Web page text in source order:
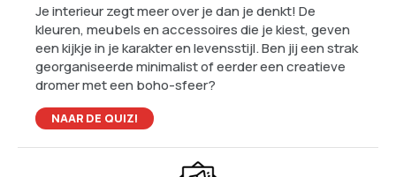
Je interieur zegt meer over je dan je denkt! De
kleuren, meubels en accessoires die je kiest, geven
een kijkje in je karakter en levensstijl. Ben jij een strak
georganiseerde minimalist of eerder een creatieve
dromer met een boho-sfeer?
NAAR DE QUIZ!